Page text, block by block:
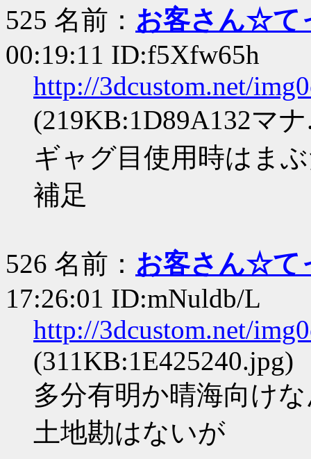
525 名前： お客さん☆て
00:19:11 ID:f5Xfw65h
http://3dcustom.net/
(219KB:1D89A132マ
ギャグ目使用時はま
補足
526 名前： お客さん☆て
17:26:01 ID:mNuldb/L
http://3dcustom.net/
(311KB:1E425240.jpg)
多分有明か晴海向け
土地勘はないが